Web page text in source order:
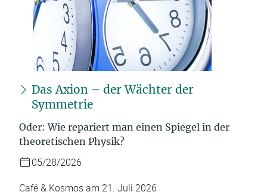
Das Axion – der Wächter der
Symmetrie
Oder: Wie repariert man einen Spiegel in der
theoretischen Physik?
05/28/2026
Café & Kosmos am 21. Juli 2026